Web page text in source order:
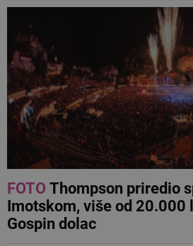
FOTOThompson priredio
Imotskom, više od 20.000
Gospin dolac